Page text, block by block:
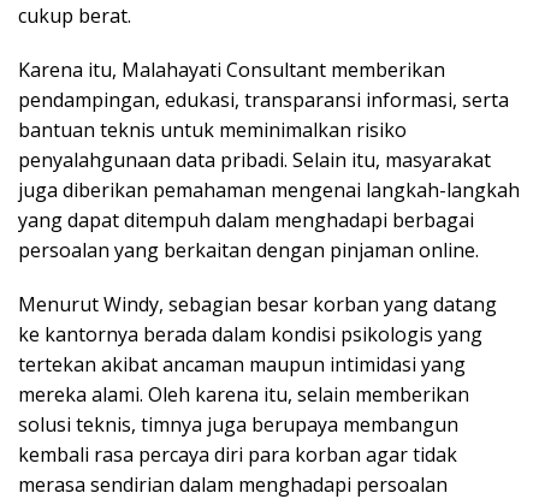
cukup berat.
Karena itu, Malahayati Consultant memberikan
pendampingan, edukasi, transparansi informasi, serta
bantuan teknis untuk meminimalkan risiko
penyalahgunaan data pribadi. Selain itu, masyarakat
juga diberikan pemahaman mengenai langkah-langkah
yang dapat ditempuh dalam menghadapi berbagai
persoalan yang berkaitan dengan pinjaman online.
Menurut Windy, sebagian besar korban yang datang
ke kantornya berada dalam kondisi psikologis yang
tertekan akibat ancaman maupun intimidasi yang
mereka alami. Oleh karena itu, selain memberikan
solusi teknis, timnya juga berupaya membangun
kembali rasa percaya diri para korban agar tidak
merasa sendirian dalam menghadapi persoalan